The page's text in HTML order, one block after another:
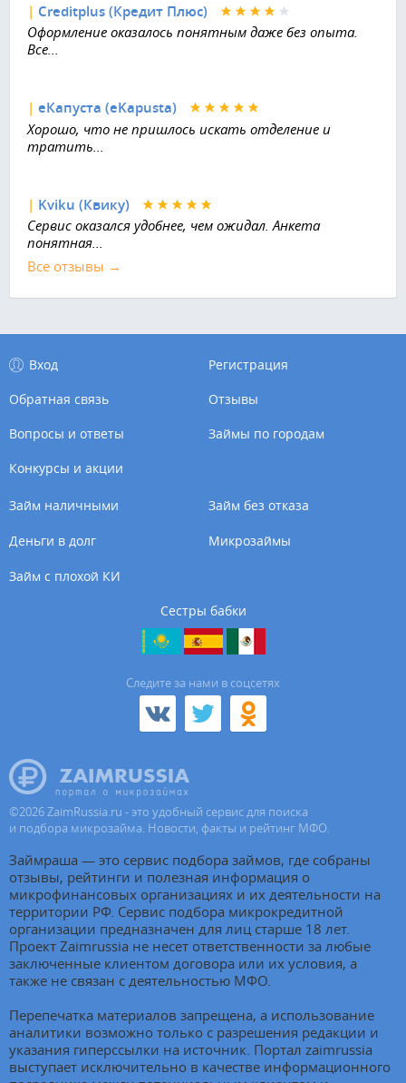
| Creditplus (Кредит Плюс)
Оформление оказалось понятным даже без опыта.
Все...
| еКапуста (eKapusta)
Хорошо, что не пришлось искать отделение и
тратить...
| Kviku (Квику)
Сервис оказался удобнее, чем ожидал. Анкета
понятная...
Все отзывы →
Вход
Регистрация
Обратная связь
Отзывы
Вопросы и ответы
Займы по городам
Конкурсы и акции
Займ наличными Займ без отказа
Деньги в долг Микрозаймы
Займ с плохой КИ
Сестры бабки
Cледите за нами в соцсетях
©2026ZaimRussia.ru - это удобный сервис для поиска
и подбора микрозайма. Новости, факты и рейтинг МФО.
Займраша — это сервис подбора займов, где собраны
отзывы, рейтинги и полезная информация о
микрофинансовых организациях и их деятельности на
территории РФ. Сервис подбора микрокредитной
организации предназначен для лиц старше 18 лет.
Проект Zaimrussia не несет ответственности за любые
заключенные клиентом договора или их условия, а
также не связан с деятельностью МФО.
Перепечатка материалов запрещена, а использование
аналитики возможно только с разрешения редакции и
указания гиперссылки на источник. Портал zaimrussia
выступает исключительно в качестве информационного